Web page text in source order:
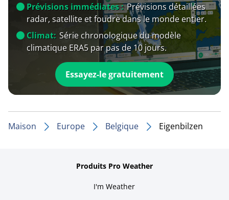
Prévisions immédiates : Prévisions détaillées
radar, satellite et foudre dans le monde entier.
Climat: Série chronologique du modèle
climatique ERA5 par pas de 10 jours.
Essayez-le gratuitement
Maison Europe Belgique Eigenbilzen
Produits Pro Weather
I'm Weather